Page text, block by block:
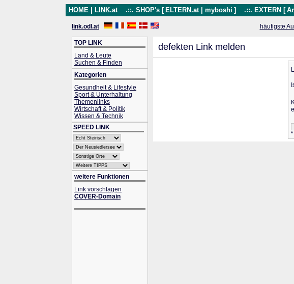
HOME LINK.at .::. SHOP's [ ELTERN.at myboshi ] .::. EXTERN [
link.odl.at häufigste
TOP LINK
Land & Leute
Suchen & Finden
Kategorien
Gesundheit & Lifestyle
Sport & Unterhaltung
Themenlinks
Wirtschaft & Politik
Wissen & Technik
SPEED LINK
weitere Funktionen
Link vorschlagen
COVER-Domain
defekten Link melden
*